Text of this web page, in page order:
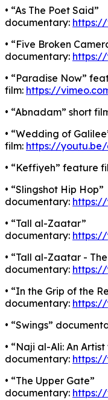
• “As The Poet Said”
documentary: https://
• “Five Broken
documentary:
• “Paradise Now”
film: https://
• “Abnadam” short
• “Wedding of
film: https://youtu.be/
• “Keffiyeh” feature
• “Slingshot Hip Hop”
documentary:
• “Tall al-Zaatar”
documentary:
• “Tall al-Zaatar -
documentary:
• “In the Grip of the
documentary:
• “Swings”
• “Naji al-Ali: An Artist
documentary: https://
• “The Upper Gate”
documentary: https://